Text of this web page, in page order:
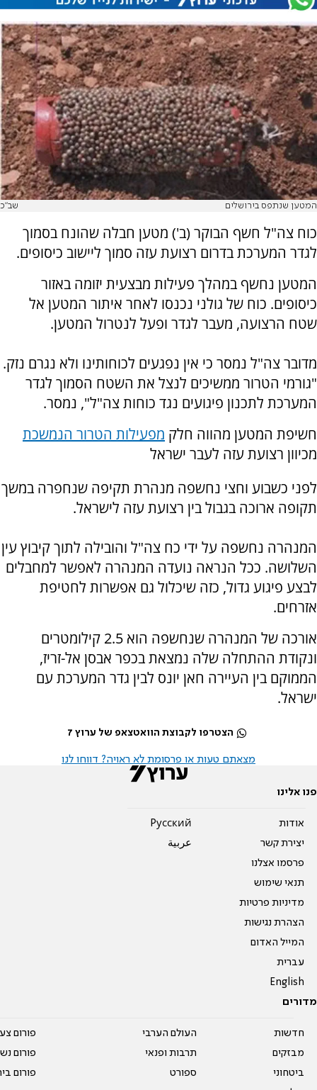
המטען שנתפס בירושלים שב"כ
כוח צה"ל חשף הבוקר (ב') מטען חבלה שהונח בסמוך
לגדר המערכת בדרום רצועת עזה סמוך ליישוב כיסופים.
המטען נחשף במהלך פעילות מבצעית יזומה באזור
כיסופים. כוח של גולני נכנסו לאחר איתור המטען אל
שטח הרצועה, מעבר לגדר ופעל לנטרול המטען.
מדובר צה"ל נמסר כי אין נפגעים לכוחותינו ולא נגרם נזק.
"גורמי הטרור ממשיכים לנצל את השטח הסמוך לגדר
המערכת לתכנון פיגועים נגד כוחות צה"ל", נמסר.
חשיפת המטען מהווה חלק מפעילות הטרור הנמשכת
מכיוון רצועת עזה לעבר ישראל
לפני כשבוע וחצי נחשפה מנהרת תקיפה שנחפרה במשך
תקופה ארוכה בגבול בין רצועת עזה לישראל.
המנהרה נחשפה על ידי כח צה"ל והובילה לתוך קיבוץ עין
השלושה. ככל הנראה נועדה המנהרה לאפשר למחבלים
לבצע פיגוע גדול, כזה שיכלול גם אפשרות לחטיפת
אזרחים.
אורכה של המנהרה שנחשפה הוא 2.5 קילומטרים
ונקודת ההתחלה שלה נמצאת בכפר אבסן אל-זריז,
הממוקם בין העיירה חאן יונס לבין גדר המערכת עם
ישראל.
הצטרפו לקבוצת הוואטצאפ של ערוץ 7
מצאתם טעות או פרסומת לא ראויה? דווחו לנו
פנו אלינו
אודות
יצירת קשר
פרסמו אצלנו
תנאי שימוש
מדיניות פרטיות
הצהרת נגישות
המייל האדום
עברית
English
Pусский
عربية
מדורים
חדשות
מבזקים
ביטחוני
העולם הערבי
תרבות ופנאי
ספורט
פורום
פורום
פורום